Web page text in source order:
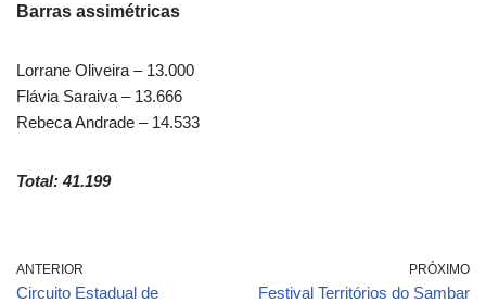
Barras assimétricas
Lorrane Oliveira – 13.000
Flávia Saraiva – 13.666
Rebeca Andrade – 14.533
Total: 41.199
ANTERIOR
Circuito Estadual de
PRÓXIMO
Festival Territórios do Sambar